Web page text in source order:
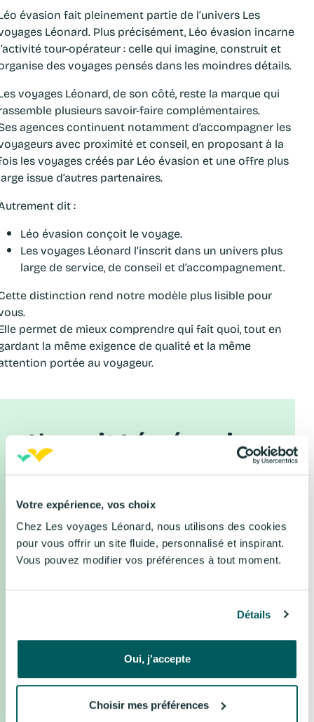
Votre expérience, vos choix
Chez Les voyages Léonard, nous utilisons des cookies
pour vous offrir un site fluide, personnalisé et inspirant.
Vous pouvez modifier vos préférences à tout moment.
Détails
Oui, j'accepte
Choisir mes préférences
évasion fait pleinement partie de l’univers Les
Léonard. Plus précisément, Léo évasion incarne
tour-opérateur : celle qui imagine, construit et
des voyages pensés dans les moindres détails.
voyages Léonard, de son côté, reste la marque qui
plusieurs savoir-faire complémentaires.
agences continuent notamment d’accompagner les
avec proximité et conseil, en proposant à la
les voyages créés par Léo évasion et une offre plus
issue d’autres partenaires.
dit :
Léo évasion conçoit le voyage.
Les voyages Léonard l’inscrit dans un univers plus
large de service, de conseil et d’accompagnement.
distinction rend notre modèle plus lisible pour
permet de mieux comprendre qui fait quoi, tout en
la même exigence de qualité et la même
portée au voyageur.
L’esprit Léo évasion
Notre vision du voyage